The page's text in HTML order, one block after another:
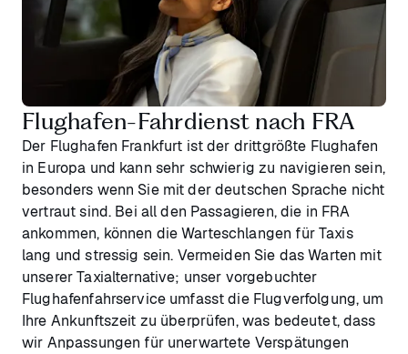
Flughafen-Fahrdienst nach FRA
Der Flughafen Frankfurt ist der drittgrößte Flughafen
in Europa und kann sehr schwierig zu navigieren sein,
besonders wenn Sie mit der deutschen Sprache nicht
vertraut sind. Bei all den Passagieren, die in FRA
ankommen, können die Warteschlangen für Taxis
lang und stressig sein. Vermeiden Sie das Warten mit
unserer Taxialternative; unser vorgebuchter
Flughafenfahrservice umfasst die Flugverfolgung, um
Ihre Ankunftszeit zu überprüfen, was bedeutet, dass
wir Anpassungen für unerwartete Verspätungen